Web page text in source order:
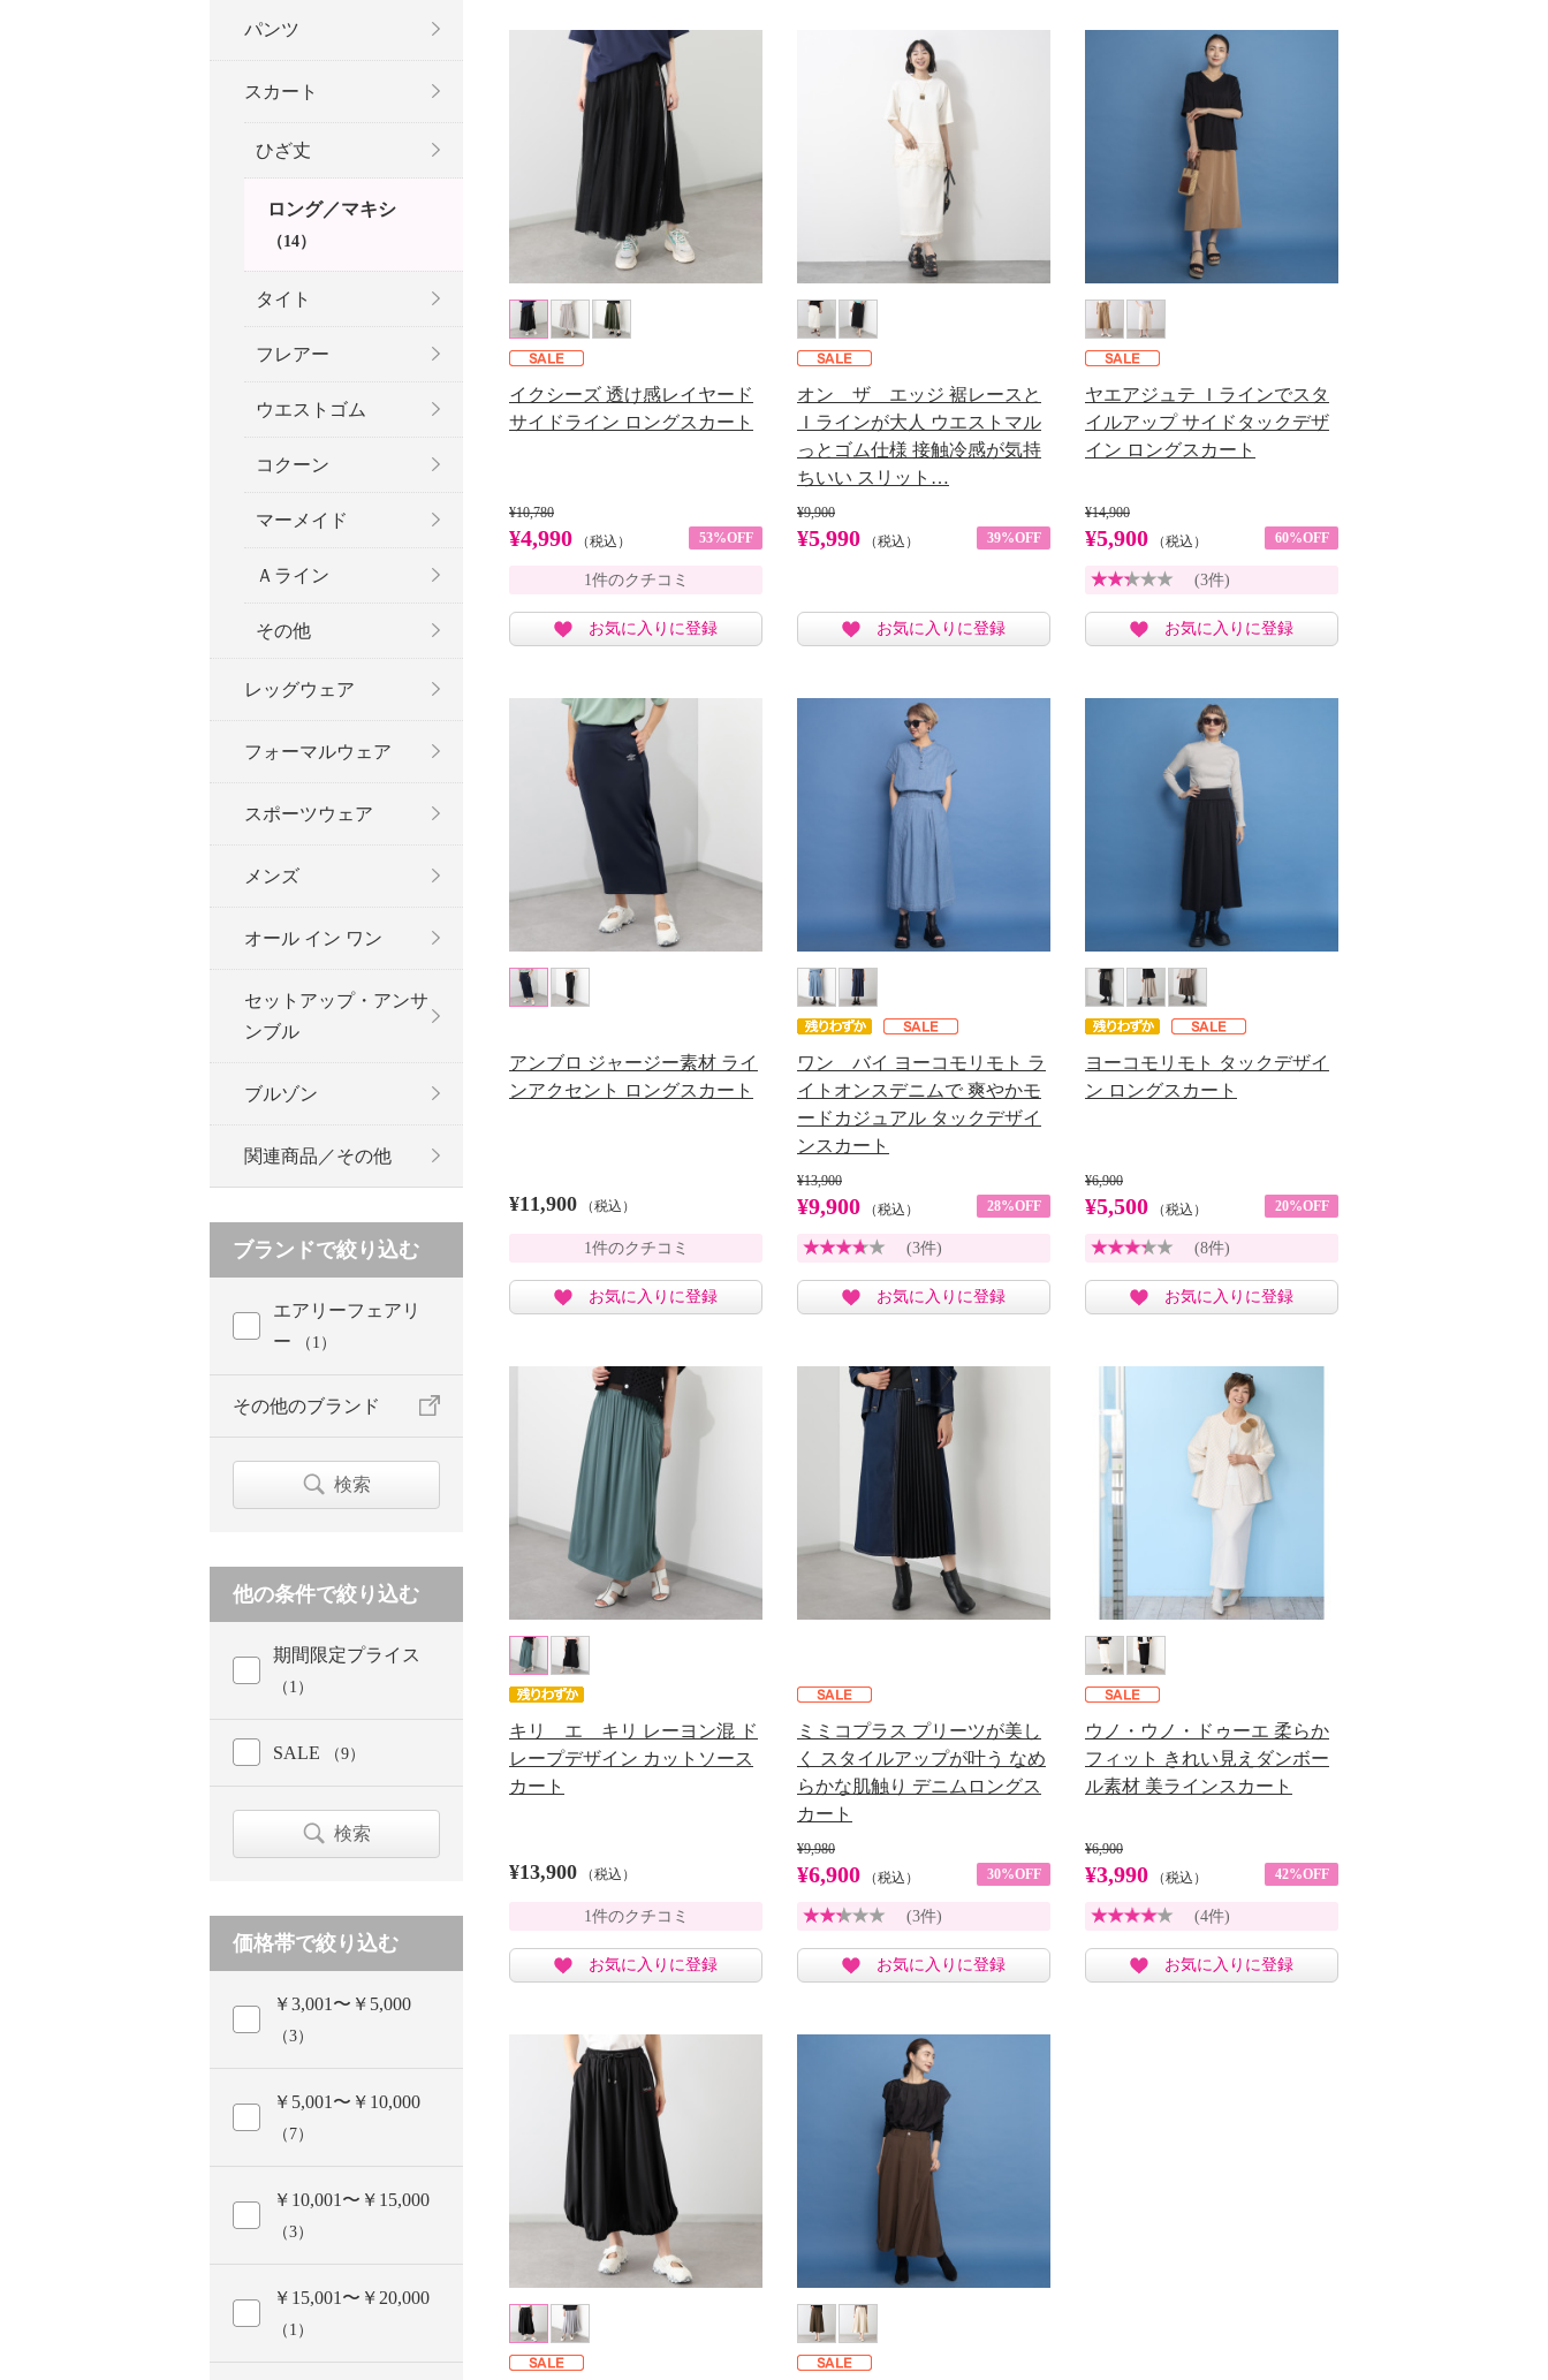
イクシーズ 透け感レイヤード
サイドライン ロングスカート
¥10,780
¥4,990 （税込） 53%OFF
1件のクチコミ
お気に入りに登録
オン ザ エッジ 裾レースと
Ｉラインが大人 ウエストマル
っとゴム仕様 接触冷感が気持
ちいい スリット…
¥9,900
¥5,990 （税込） 39%OFF
お気に入りに登録
ヤエアジュテ Ｉラインでスタ
イルアップ サイドタックデザ
イン ロングスカート
¥14,900
¥5,900 （税込） 60%OFF
(3件)
お気に入りに登録
アンブロ ジャージー素材 ライ
ンアクセント ロングスカート
¥11,900 （税込）
1件のクチコミ
お気に入りに登録
ワン バイ ヨーコモリモト ラ
イトオンスデニムで 爽やかモ
ードカジュアル タックデザイ
ンスカート
¥13,900
¥9,900 （税込） 28%OFF
(3件)
お気に入りに登録
ヨーコモリモト タックデザイ
ン ロングスカート
¥6,900
¥5,500 （税込） 20%OFF
(8件)
お気に入りに登録
キリ エ キリ レーヨン混 ド
レープデザイン カットソース
カート
¥13,900 （税込）
1件のクチコミ
お気に入りに登録
ミミコプラス プリーツが美し
く スタイルアップが叶う なめ
らかな肌触り デニムロングス
カート
¥9,980
¥6,900 （税込） 30%OFF
(3件)
お気に入りに登録
ウノ・ウノ・ドゥーエ 柔らか
フィット きれい見えダンボー
ル素材 美ラインスカート
¥6,900
¥3,990 （税込） 42%OFF
(4件)
お気に入りに登録
パンツ
スカート
ひざ丈
ロング／マキシ
（14）
タイト
フレアー
ウエストゴム
コクーン
マーメイド
Ａライン
その他
レッグウェア
フォーマルウェア
スポーツウェア
メンズ
オール イン ワン
セットアップ・アンサ
ンブル
ブルゾン
関連商品／その他
ブランドで絞り込む
エアリーフェアリ
ー
（1）
その他のブランド
検索
他の条件で絞り込む
期間限定プライス
（1）
SALE （9）
検索
価格帯で絞り込む
￥3,001〜￥5,000
（3）
￥5,001〜￥10,000
（7）
￥10,001〜￥15,000
（3）
￥15,001〜￥20,000
（1）